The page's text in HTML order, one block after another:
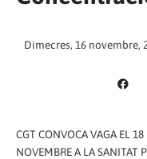
Dimecres, 16 novembre,
CGT CONVOCA VAGA EL 18
NOVEMBRE A LA SANITAT